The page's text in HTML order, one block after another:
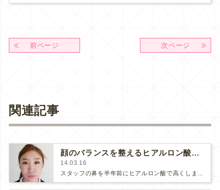
前ページ 次ページ
関連記事
顔のバランスを整えるヒアルロン酸注入
14.03.16
スタッフの鼻を半年前にヒアルロン酸で高くしました。（そのときの記事はこちら）昨日、「鼻が元に戻ってきたので今度はレディエッセを…